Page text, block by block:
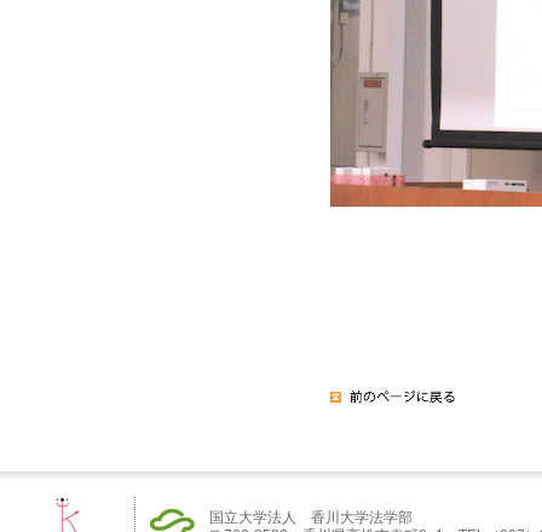
国立大学法人 香川大学法学部